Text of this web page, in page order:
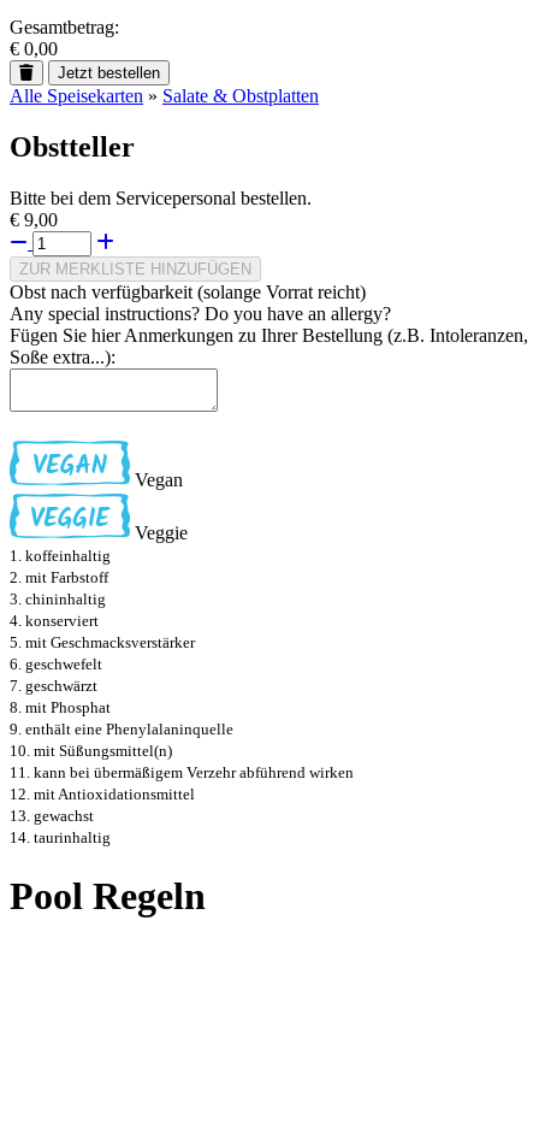
Gesamtbetrag:
€ 0,00
Jetzt bestellen
Alle Speisekarten » Salate & Obstplatten
Obstteller
Bitte bei dem Servicepersonal bestellen.
€ 9,00
ZUR MERKLISTE HINZUFÜGEN
Obst nach verfügbarkeit (solange Vorrat reicht)
Any special instructions? Do you have an allergy?
Fügen Sie hier Anmerkungen zu Ihrer Bestellung (z.B. Intoleranzen,
Soße extra...):
Vegan
Veggie
1. koffeinhaltig
2. mit Farbstoff
3. chininhaltig
4. konserviert
5. mit Geschmacksverstärker
6. geschwefelt
7. geschwärzt
8. mit Phosphat
9. enthält eine Phenylalaninquelle
10. mit Süßungsmittel(n)
11. kann bei übermäßigem Verzehr abführend wirken
12. mit Antioxidationsmittel
13. gewachst
14. taurinhaltig
Pool Regeln